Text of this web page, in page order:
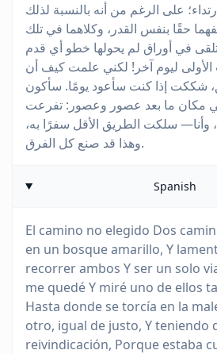
على الرغم من أنه بالنسبة لذلك
حقًا بنفس القدر، وكلاهما في تلك
في أوراق لم يحولها خطو أي قدم
الأولى ليوم آخر! لكني علمت كيف أن
شككت إذا كنت سأعود يومًا. سأكون
في مكان ما بعد عصور وعصور: تفرعت
وأنا— سلكت الطريق الأقل سفرًا به،
وهذا قد صنع كل الفرق.
Spanish
El camino no elegido Dos
en un bosque amarillo, Y
recorrer ambos Y ser un solo
me quedé Y miré uno de ellos
Hasta donde se torcía en la
otro, igual de justo, Y teniendo
reivindicación, Porque estaba